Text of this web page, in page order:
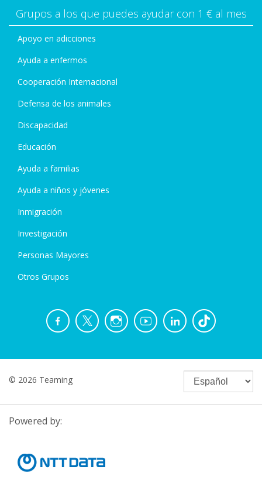
Grupos a los que puedes ayudar con 1 € al mes
Apoyo en adicciones
Ayuda a enfermos
Cooperación Internacional
Defensa de los animales
Discapacidad
Educación
Ayuda a familias
Ayuda a niños y jóvenes
Inmigración
Investigación
Personas Mayores
Otros Grupos
© 2026 Teaming
Powered by: